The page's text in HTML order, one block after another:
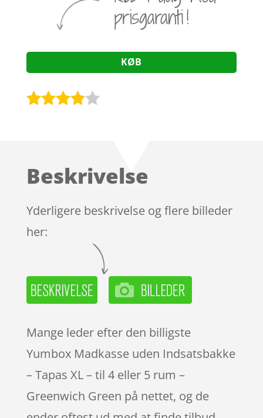
KØB
på
ømmels
er
Beskrivelse
Yderligere beskrivelse og flere billeder
her:
Mange leder efter den billigste
Yumbox Madkasse uden Indsatsbakke
– Tapas XL – til 4 eller 5 rum –
Greenwich Green på nettet, og de